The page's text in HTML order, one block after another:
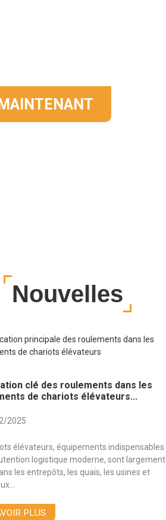
Nouvelles
clé des roulements dans les
de chariots élévateurs...
2025
élévateurs, équipements indispensables
logistique moderne, sont largement
les entrepôts, les quais, les usines et
PLUS